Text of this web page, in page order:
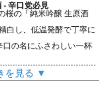
辛口党必見
桜の「純米吟醸 生原酒
白し、低温発酵で丁寧に
口の名にふさわしい一杯
ープな辛さが口の中に
を見る ▼